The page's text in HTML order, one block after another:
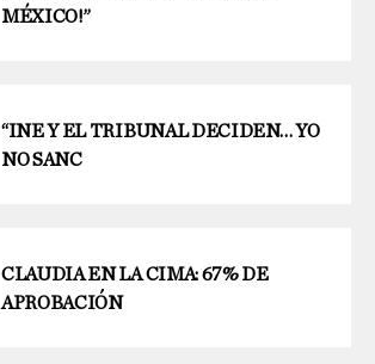
MÉXICO!”
“INE Y EL TRIBUNAL DECIDEN… YO
NO SANC
CLAUDIA EN LA CIMA: 67% DE
APROBACIÓN